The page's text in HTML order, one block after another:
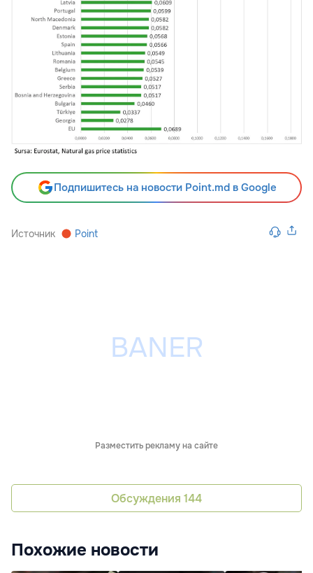
Подпишитесь на новости Point.md в Google
Источник Point
Разместить рекламу на сайте
Обсуждения 144
Похожие новости